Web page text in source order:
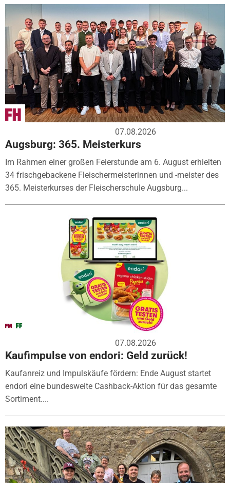
07.08.2026
Augsburg: 365. Meisterkurs
Im Rahmen einer großen Feierstunde am 6. August erhielten
34 frischgebackene Fleischermeisterinnen und -meister des
365. Meisterkurses der Fleischerschule Augsburg...
07.08.2026
Kaufimpulse von endori: Geld zurück!
Kaufanreiz und Impulskäufe fördern: Ende August startet
endori eine bundesweite Cashback-Aktion für das gesamte
Sortiment....